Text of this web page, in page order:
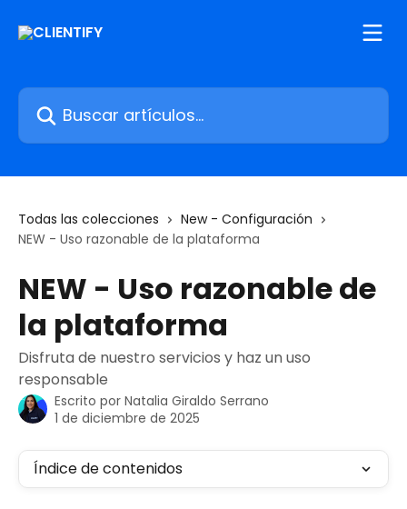
Buscar artículos...
Todas las colecciones
New - Configuración
NEW - Uso razonable de la plataforma
NEW - Uso razonable de
la plataforma
Disfruta de nuestro servicios y haz un uso
responsable
Escrito por Natalia Giraldo Serrano
1 de diciembre de 2025
Índice de contenidos